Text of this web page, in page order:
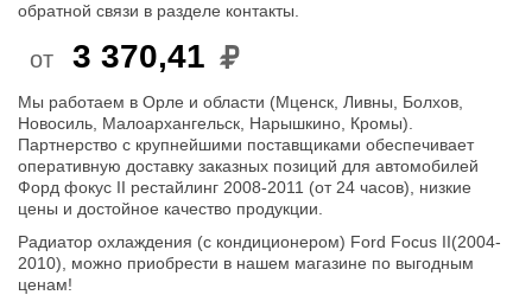
обратной связи в разделе контакты.
от 3 370,41
Мы работаем в Орле и области (Мценск, Ливны, Болхов,
Новосиль, Малоархангельск, Нарышкино, Кромы).
Партнерство с крупнейшими поставщиками обеспечивает
оперативную доставку заказных позиций для автомобилей
Форд фокус II рестайлинг 2008-2011 (от 24 часов), низкие
цены и достойное качество продукции.
Радиатор охлаждения (с кондиционером) Ford Focus II(2004-
2010), можно приобрести в нашем магазине по выгодным
ценам!